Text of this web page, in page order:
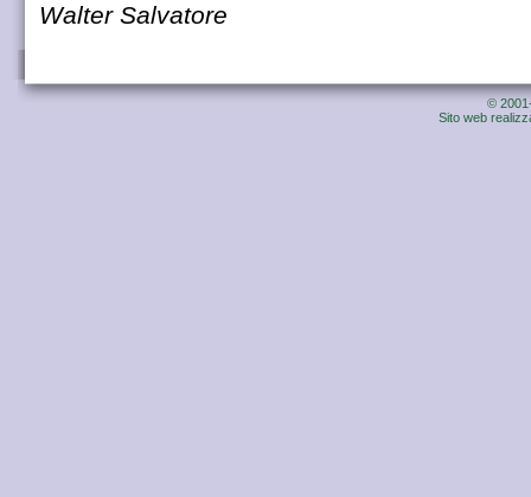
Walter Salvatore
©
Sito web